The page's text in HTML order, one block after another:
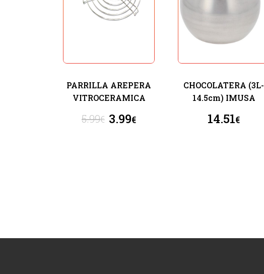
PARRILLA AREPERA
VITROCERAMICA
5.99€ 3.99€
CHOCOLATERA (3L-
14.5cm) IMUSA
14.51€